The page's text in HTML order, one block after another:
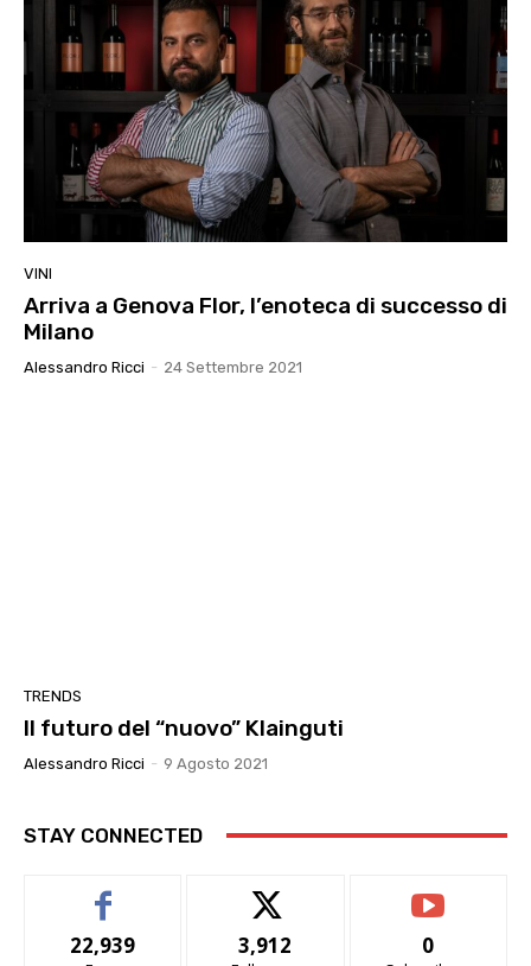
VINI
Arriva a Genova Flor, l’enoteca di successo di
Milano
Alessandro Ricci - 24 Settembre 2021
TRENDS
Il futuro del “nuovo” Klainguti
Alessandro Ricci - 9 Agosto 2021
STAY CONNECTED
22,939 3,912 0